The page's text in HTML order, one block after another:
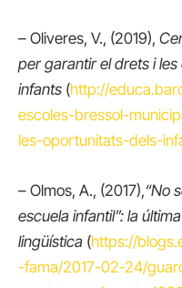
– Oliveres, V., (2019),
per garantir el drets i
infants (http://
escoles-bressol-
les-oportunitats-dels-
– Olmos, A., (2017),“No
escuela infantil”: la
lingüística (https://
-fama/2017-02-24/